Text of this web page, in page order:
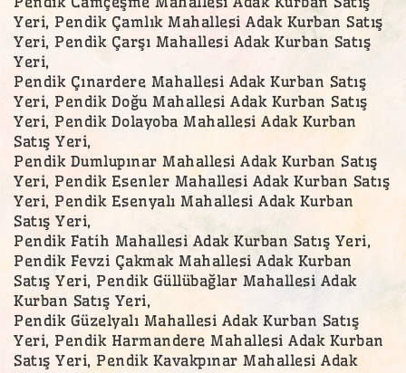
Yeri, Pendik Çamlık Mahallesi Adak Kurban Satış
Yeri, Pendik Çarşı Mahallesi Adak Kurban Satış
Yeri,
Pendik Çınardere Mahallesi Adak Kurban Satış
Yeri, Pendik Doğu Mahallesi Adak Kurban Satış
Yeri, Pendik Dolayoba Mahallesi Adak Kurban
Satış Yeri,
Pendik Dumlupınar Mahallesi Adak Kurban Satış
Yeri, Pendik Esenler Mahallesi Adak Kurban Satış
Yeri, Pendik Esenyalı Mahallesi Adak Kurban
Satış Yeri,
Pendik Fatih Mahallesi Adak Kurban Satış Yeri,
Pendik Fevzi Çakmak Mahallesi Adak Kurban
Satış Yeri, Pendik Güllübağlar Mahallesi Adak
Kurban Satış Yeri,
Pendik Güzelyalı Mahallesi Adak Kurban Satış
Yeri, Pendik Harmandere Mahallesi Adak Kurban
Satış Yeri, Pendik Kavakpınar Mahallesi Adak